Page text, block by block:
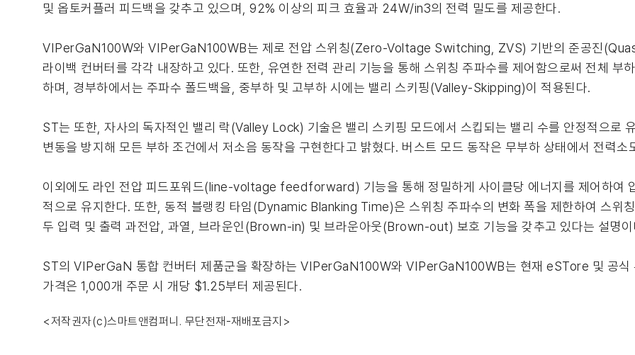
및 옵토커플러 피드백을 갖추고 있으며, 92% 이상의 피크 효율과 24W/in3의 전력 밀도를 제공한다.
VIPerGaN100W와 VIPerGaN100WB는 제로 전압 스위칭(Zero-Voltage Switching, ZVS) 기반의 준공진
라이백 컨버터를 각각 내장하고 있다. 또한, 유연한 전력 관리 기능을 통해 스위칭 주파수를 제어함으로써 전체 부
하며, 경부하에서는 주파수 폴드백을, 중부하 및 고부하 시에는 밸리 스키핑(Valley-Skipping)이 적용된다.
ST는 또한, 자사의 독자적인 밸리 락(Valley Lock) 기술은 밸리 스키핑 모드에서 스킵되는 밸리 수를 안정적으로
변동을 방지해 모든 부하 조건에서 저소음 동작을 구현한다고 밝혔다. 버스트 모드 동작은 무부하 상태에서 전력
이외에도 라인 전압 피드포워드(line-voltage feedforward) 기능을 통해 정밀하게 사이클당 에너지를 제어하여
적으로 유지한다. 또한, 동적 블랭킹 타임(Dynamic Blanking Time)은 스위칭 주파수의 변화 폭을 제한하여 스위
두 입력 및 출력 과전압, 과열, 브라운인(Brown-in) 및 브라운아웃(Brown-out) 보호 기능을 갖추고 있다는 설명
ST의 VIPerGaN 통합 컨버터 제품군을 확장하는 VIPerGaN100W와 VIPerGaN100WB는 현재 eSTore 및 공식
가격은 1,000개 주문 시 개당 $1.25부터 제공된다.
<저작권자(c)스마트앤컴퍼니. 무단전재-재배포금지>